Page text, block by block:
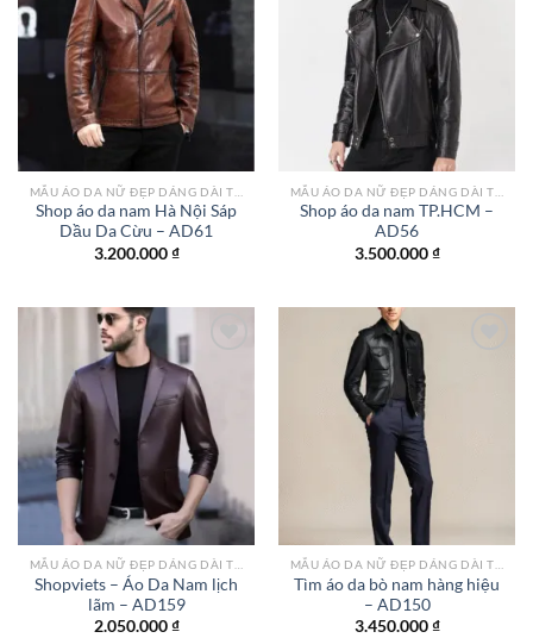
Add to
wishlist
Shop áo da nam Hà Nội Sáp
Dầu Da Cừu – AD61
3.200.000₫
wishlist
Shop áo da nam TP.HCM –
AD56
3.500.000₫
Add to
wishlist
Shopviets – Áo Da Nam lịch
lãm – AD159
2.050.000₫
Tìm áo da bò nam hàng hiệu
– AD150
3.450.000₫